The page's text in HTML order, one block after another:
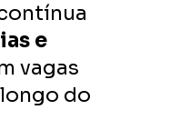
e
vagas
do